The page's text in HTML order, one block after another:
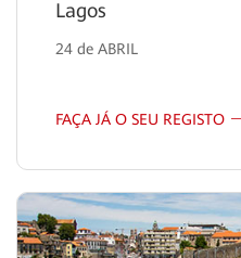
Lagos
24 de ABRIL
FAÇA JÁ O SEU REGISTO